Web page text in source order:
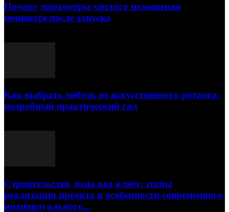
Почему параметры чистого помещения
меняются после запуска
Как выбрать мебель из искусственного ротанга:
подробный практический гид
Строительство дома под ключ: этапы
реализации проекта и особенности современного
индивидуального...